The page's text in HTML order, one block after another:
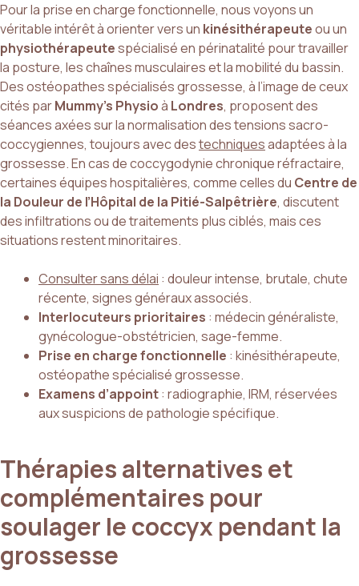
Pour la prise en charge fonctionnelle, nous voyons un
véritable intérêt à orienter vers un kinésithérapeuteou un
physiothérapeutespécialisé en périnatalité pour travailler
la posture, les chaînes musculaires et la mobilité du bassin.
Des ostéopathes spécialisés grossesse, à l’image de ceux
cités parMummy’s Physioà Londres, proposent des
séances axées sur la normalisation des tensions sacro-
coccygiennes, toujours avec destechniquesadaptées à la
grossesse. En cas de coccygodynie chronique réfractaire,
certaines équipes hospitalières, comme celles du Centre de
la Douleur de l’Hôpital de la Pitié-Salpêtrière, discutent
des infiltrations ou de traitements plus ciblés, mais ces
situations restent minoritaires.
Consulter sans délai : douleur intense, brutale, chute
récente, signes généraux associés.
Interlocuteurs prioritaires : médecin généraliste,
gynécologue-obstétricien, sage-femme.
Prise en charge fonctionnelle : kinésithérapeute,
ostéopathe spécialisé grossesse.
Examens d’appoint: radiographie, IRM, réservées
aux suspicions de pathologie spécifique.
Thérapies alternatives et
complémentaires pour
soulager le coccyx pendant la
grossesse